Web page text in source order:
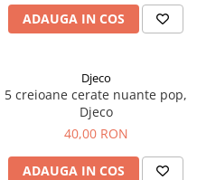
ADAUGA IN COS
Djeco
5 creioane cerate nuante pop,
Djeco
40,00 RON
ADAUGA IN COS